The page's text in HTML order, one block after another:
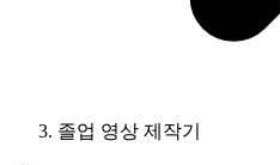
졸업 영상 제작기